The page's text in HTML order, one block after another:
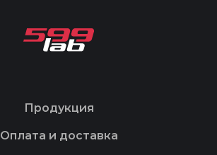
Продукция
Оплата и доставка